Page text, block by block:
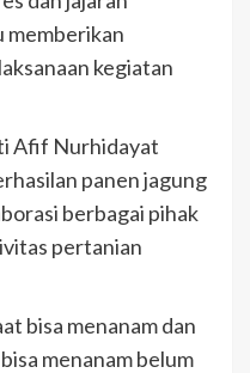
memberikan
kegiatan
Afif Nurhidayat
panen jagung
berbagai pihak
pertanian
bisa menanam dan
menanam belum